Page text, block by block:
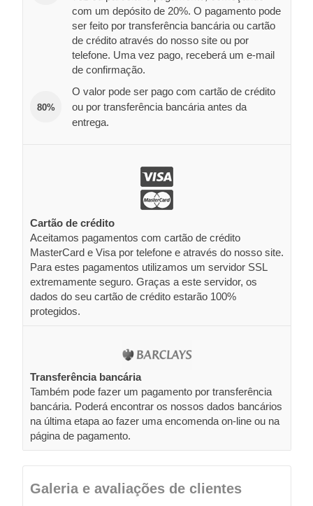
com um depósito de 20%. O pagamento pode
ser feito por transferência bancária ou cartão
de crédito através do nosso site ou por
telefone. Uma vez pago, receberá um e-mail
de confirmação.
80%
O valor pode ser pago com cartão de crédito
ou por transferência bancária antes da
entrega.
Cartão de crédito
Aceitamos pagamentos com cartão de crédito
MasterCard e Visa por telefone e através do nosso site.
Para estes pagamentos utilizamos um servidor SSL
extremamente seguro. Graças a este servidor, os
dados do seu cartão de crédito estarão 100%
protegidos.
Transferência bancária
Também pode fazer um pagamento por transferência
bancária. Poderá encontrar os nossos dados bancários
na última etapa ao fazer uma encomenda on-line ou na
página de pagamento.
Galeria e avaliações de clientes